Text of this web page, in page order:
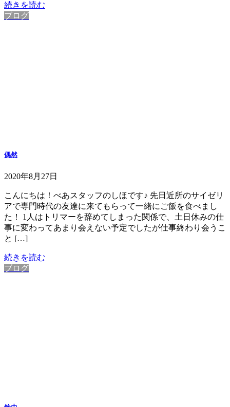
続きを読む
ブログ
偶然
2020年8月27日
こんにちは！べあスタッフのしほです♪ 先日近所のサイゼリ
アで専門時代の友達に来てもらって一緒にご飯を食べまし
た！ 1人はトリマーを辞めてしまった関係で、土日休みの仕
事に変わってあまり会えない予定でしたが仕事終わり会うこ
と […]
続きを読む
ブログ